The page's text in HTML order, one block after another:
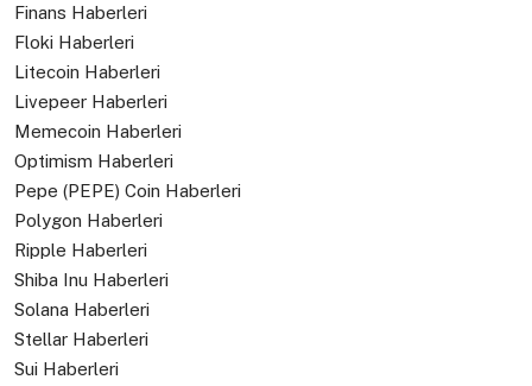
Finans Haberleri
Floki Haberleri
Litecoin Haberleri
Livepeer Haberleri
Memecoin Haberleri
Optimism Haberleri
Pepe (PEPE) Coin Haberleri
Polygon Haberleri
Ripple Haberleri
Shiba Inu Haberleri
Solana Haberleri
Stellar Haberleri
Sui Haberleri